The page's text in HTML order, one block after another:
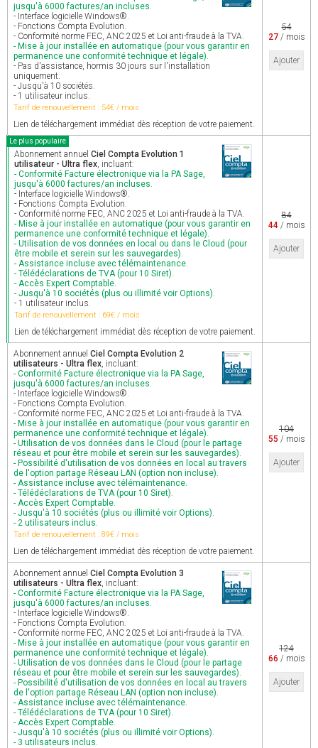
jusqu'à 6000 factures/an incluses.
- Interface logicielle Windows®.
- Fonctions Compta Evolution.
- Conformité norme FEC, ANC 2025 et Loi anti-fraude à la TVA.
- Mise à jour installée en automatique (pour vous garantir en
permanence une conformité technique et légale).
- Pas d'assistance, hormis 30 jours sur l'installation
uniquement.
- Jusqu'à 10 sociétés.
- 1 utilisateur inclus.
Tarif de renouvellement : 54€ / mois
Lien de téléchargement immédiat dès réception de votre paiement.
54
27/ mois
Ajouter
Le plus populaire
Abonnement annuel Ciel Compta Evolution 1
utilisateur - Ultra flex, incluant:
- Conformité Facture électronique via la PA Sage,
jusqu'à 6000 factures/an incluses.
- Interface logicielle Windows®.
- Fonctions Compta Evolution.
- Conformité norme FEC, ANC 2025 et Loi anti-fraude à la TVA.
- Mise à jour installée en automatique (pour vous garantir en
permanence une conformité technique et légale).
- Utilisation de vos données en local ou dans le Cloud (pour
être mobile et serein sur les sauvegardes).
- Assistance incluse avec télémaintenance.
- Télédéclarations de TVA (pour 10 Siret).
- Accès Expert Comptable.
- Jusqu'à 10 sociétés (plus ou illimité voir Options).
- 1 utilisateur inclus.
Tarif de renouvellement : 69€ / mois
Lien de téléchargement immédiat dès réception de votre paiement.
84
44/ mois
Ajouter
Abonnement annuel Ciel Compta Evolution 2
utilisateurs - Ultra flex, incluant:
- Conformité Facture électronique via la PA Sage,
jusqu'à 6000 factures/an incluses.
- Interface logicielle Windows®.
- Fonctions Compta Evolution.
- Conformité norme FEC, ANC 2025 et Loi anti-fraude à la TVA.
- Mise à jour installée en automatique (pour vous garantir en
permanence une conformité technique et légale).
- Utilisation de vos données dans le Cloud (pour le partage
réseau et pour être mobile et serein sur les sauvegardes).
- Possibilité d'utilisation de vos données en local au travers
de l'option partage Réseau LAN (option non incluse).
- Assistance incluse avec télémaintenance.
- Télédéclarations de TVA (pour 10 Siret).
- Accès Expert Comptable.
- Jusqu'à 10 sociétés (plus ou illimité voir Options).
- 2 utilisateurs inclus.
Tarif de renouvellement : 89€ / mois
Lien de téléchargement immédiat dès réception de votre paiement.
104
55 / mois
Ajouter
Abonnement annuel Ciel Compta Evolution 3
utilisateurs - Ultra flex, incluant:
- Conformité Facture électronique via la PA Sage,
jusqu'à 6000 factures/an incluses.
- Interface logicielle Windows®.
- Fonctions Compta Evolution.
- Conformité norme FEC, ANC 2025 et Loi anti-fraude à la TVA.
- Mise à jour installée en automatique (pour vous garantir en
permanence une conformité technique et légale).
- Utilisation de vos données dans le Cloud (pour le partage
réseau et pour être mobile et serein sur les sauvegardes).
- Possibilité d'utilisation de vos données en local au travers
de l'option partage Réseau LAN (option non incluse).
- Assistance incluse avec télémaintenance.
- Télédéclarations de TVA (pour 10 Siret).
- Accès Expert Comptable.
- Jusqu'à 10 sociétés (plus ou illimité voir Options).
- 3 utilisateurs inclus.
124
66 / mois
Ajouter